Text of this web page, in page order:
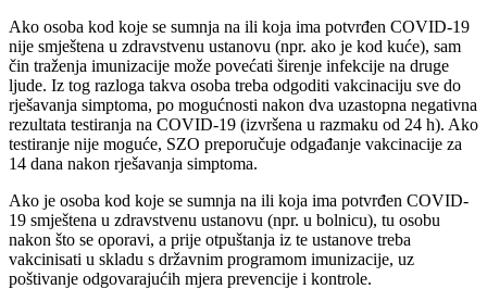
Ako osoba kod koje se sumnja na ili koja ima potvrđen COVID-19
nije smještena u zdravstvenu ustanovu (npr. ako je kod kuće), sam
čin traženja imunizacije može povećati širenje infekcije na druge
ljude. Iz tog razloga takva osoba treba odgoditi vakcinaciju sve do
rješavanja simptoma, po mogućnosti nakon dva uzastopna negativna
rezultata testiranja na COVID-19 (izvršena u razmaku od 24 h). Ako
testiranje nije moguće, SZO preporučuje odgađanje vakcinacije za
14 dana nakon rješavanja simptoma.
Ako je osoba kod koje se sumnja na ili koja ima potvrđen COVID-
19 smještena u zdravstvenu ustanovu (npr. u bolnicu), tu osobu
nakon što se oporavi, a prije otpuštanja iz te ustanove treba
vakcinisati u skladu s državnim programom imunizacije, uz
poštivanje odgovarajućih mjera prevencije i kontrole.